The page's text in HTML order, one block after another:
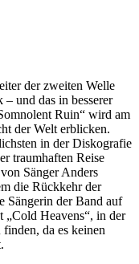
der zweiten Welle
und das in besserer
Ruin“ wird am
der Welt erblicken.
in der Diskografie
traumhaften Reise
Sänger Anders
die Rückkehr der
Sängerin der Band auf
„Cold Heavens“, in der
da es keinen